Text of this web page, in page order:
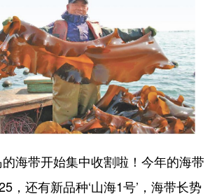
军事 访谈
中央文件 金融 汽车
人居 信息化 乡村振兴
城市 旅游 能源
公益 书画 一带一路
海带开始集中收割啦！今年的海带
，还有新品种‘山海1号’，海带长势